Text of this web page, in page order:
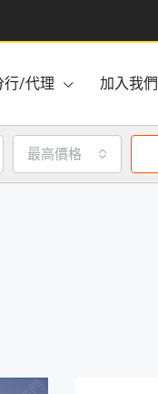
行/代理 加入我們
最高價格